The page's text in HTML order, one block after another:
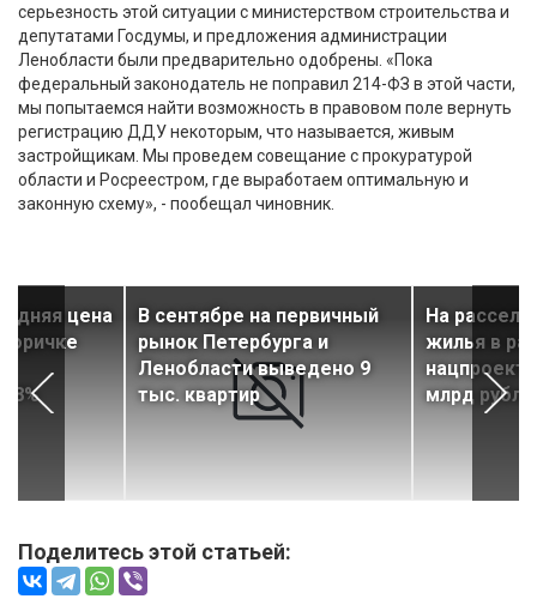
серьезность этой ситуации с министерством строительства и
депутатами Госдумы, и предложения администрации
Ленобласти были предварительно одобрены. «Пока
федеральный законодатель не поправил 214-ФЗ в этой части,
мы попытаемся найти возможность в правовом поле вернуть
регистрацию ДДУ некоторым, что называется, живым
застройщикам. Мы проведем совещание с прокуратурой
области и Росреестром, где выработаем оптимальную и
законную схему», - пообещал чиновник.
цена
8%
В сентябре на первичный
рынок Петербурга и
Ленобласти выведено 9
тыс. квартир
На
жилья в
млрд
Поделитесь этой статьей: